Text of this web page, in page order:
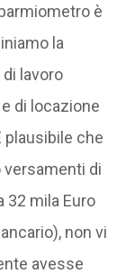
è
la
lavoro
di locazione
plausibile che
di
32 mila Euro
non vi
avesse